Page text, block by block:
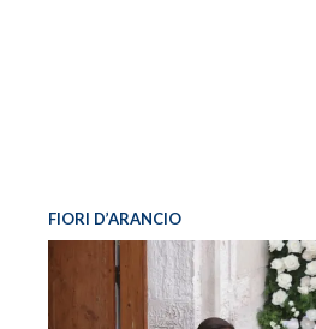
FIORI D’ARANCIO